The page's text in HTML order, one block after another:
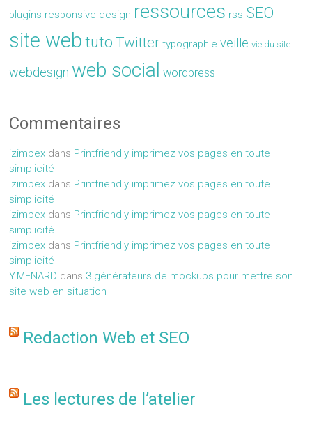
plugins responsive design ressources rss SEO
site web tuto Twitter typographie veille vie du site
webdesign web social wordpress
Commentaires
izimpex dans Printfriendly imprimez vos pages en toute
simplicité
izimpex dans Printfriendly imprimez vos pages en toute
simplicité
izimpex dans Printfriendly imprimez vos pages en toute
simplicité
izimpex dans Printfriendly imprimez vos pages en toute
simplicité
Y.MENARD dans 3 générateurs de mockups pour mettre son
site web en situation
Redaction Web et SEO
Les lectures de l’atelier